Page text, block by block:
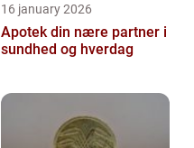
16 january 2026
Apotek din nære partner i
sundhed og hverdag